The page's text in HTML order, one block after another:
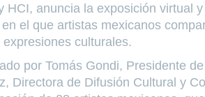
HCI, anuncia la exposición virtual
el que artistas mexicanos
culturales.
por Tomás Gondi, Presidente
Directora de Difusión Cultural y